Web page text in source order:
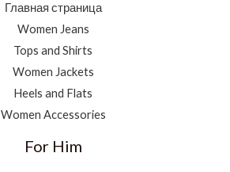
Главная страница
Women Jeans
Tops and Shirts
Women Jackets
Heels and Flats
Women Accessories
For Him